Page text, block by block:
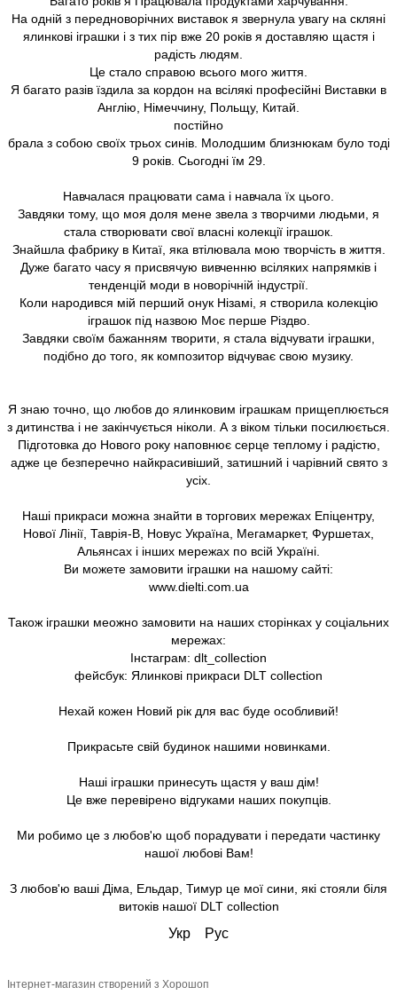
На одній з передноворічних виставок я звернула увагу на скляні
ялинкові іграшки і з тих пір вже 20 років я доставляю щастя і
радість людям.
Це стало справою всього мого життя.
Я багато разів їздила за кордон на всілякі професійні Виставки в
Англію, Німеччину, Польщу, Китай.
постійно
брала з собою своїх трьох синів. Молодшим близнюкам було тоді
9 років. Сьогодні їм 29.
Навчалася працювати сама і навчала їх цього.
Завдяки тому, що моя доля мене звела з творчими людьми, я
стала створювати свої власні колекції іграшок.
Знайшла фабрику в Китаї, яка втілювала мою творчість в життя.
Дуже багато часу я присвячую вивченню всіляких напрямків і
тенденцій моди в новорічній індустрії.
Коли народився мій перший онук Нізамі, я створила колекцію
іграшок під назвою Моє перше Різдво.
Завдяки своїм бажанням творити, я стала відчувати іграшки,
подібно до того, як композитор відчуває свою музику.
Я знаю точно, що любов до ялинковим іграшкам прищеплюється
з дитинства і не закінчується ніколи. А з віком тільки посилюється.
Підготовка до Нового року наповнює серце теплому і радістю,
адже це безперечно найкрасивіший, затишний і чарівний свято з
усіх.
Наші прикраси можна знайти в торгових мережах Епіцентру,
Нової Лінії, Таврія-В, Новус Україна, Мегамаркет, Фуршетах,
Альянсах і інших мережах по всій Україні.
Ви можете замовити іграшки на нашому сайті:
www.dielti.com.ua
Також іграшки меожно замовити на наших сторінках у соціальних
мережах:
Інстаграм: dlt_collection
фейсбук: Ялинкові прикраси DLT collection
Нехай кожен Новий рік для вас буде особливий!
Прикрасьте свій будинок нашими новинками.
Наші іграшки принесуть щастя у ваш дім!
Це вже перевірено відгуками наших покупців.
Ми робимо це з любов'ю щоб порадувати і передати частинку
нашої любові Вам!
З любов'ю ваші Діма, Ельдар, Тимур це мої сини, які стояли біля
витоків нашої DLT collection
Укр Рус
Інтернет-магазин створений з Хорошоп